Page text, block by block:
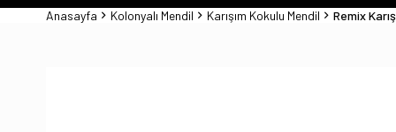
Anasayfa Kolonyalı Mendil Karışım Kokulu Mendil Remix